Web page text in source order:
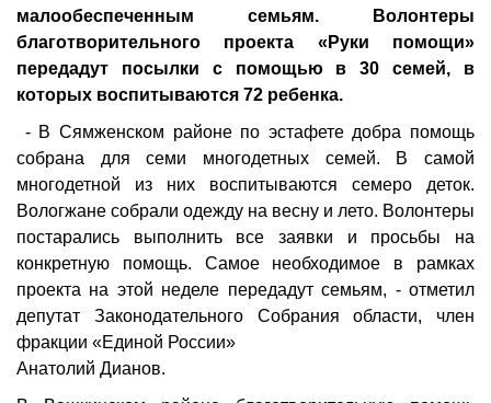
малообеспеченным семьям. Волонтеры
благотворительного проекта «Руки помощи»
передадут посылки с помощью в 30 семей, в
которых воспитываются 72 ребенка.
- В Сямженском районе по эстафете добра помощь
собрана для семи многодетных семей. В самой
многодетной из них воспитываются семеро деток.
Вологжане собрали одежду на весну и лето. Волонтеры
постарались выполнить все заявки и просьбы на
конкретную помощь. Самое необходимое в рамках
проекта на этой неделе передадут семьям, - отметил
депутат Законодательного Собрания области, член
фракции «Единой России»
Анатолий Дианов.